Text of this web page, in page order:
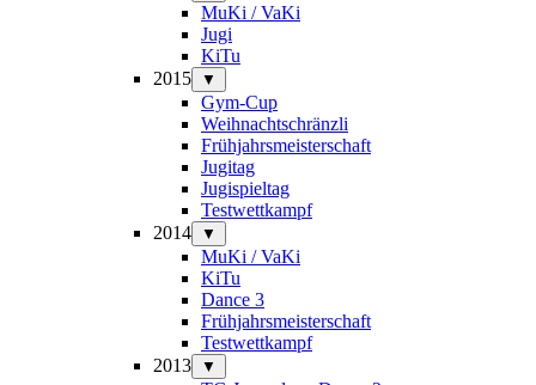
MuKi / VaKi
Jugi
KiTu
2015
▼
Gym-Cup
Weihnachtschränzli
Frühjahrsmeisterschaft
Jugitag
Jugispieltag
Testwettkampf
2014
▼
MuKi / VaKi
KiTu
Dance 3
Frühjahrsmeisterschaft
Testwettkampf
2013
▼